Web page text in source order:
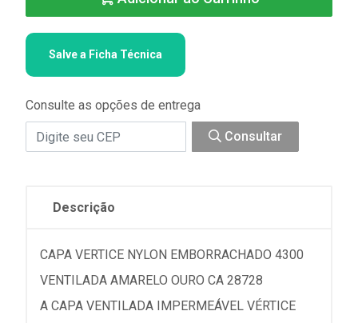
Salve a Ficha Técnica
Consulte as opções de entrega
Consultar
Descrição
CAPA VERTICE NYLON EMBORRACHADO 4300
VENTILADA AMARELO OURO CA 28728
A CAPA VENTILADA IMPERMEÁVEL VÉRTICE